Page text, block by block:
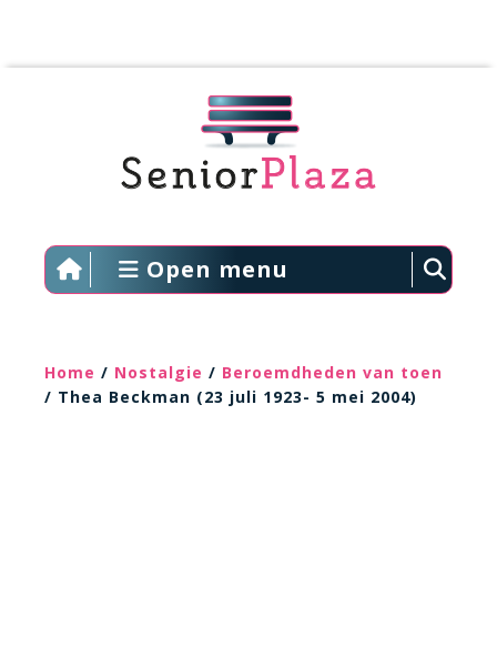
Open menu
Home / Nostalgie / Beroemdheden van toen
/ Thea Beckman (23 juli 1923- 5 mei 2004)